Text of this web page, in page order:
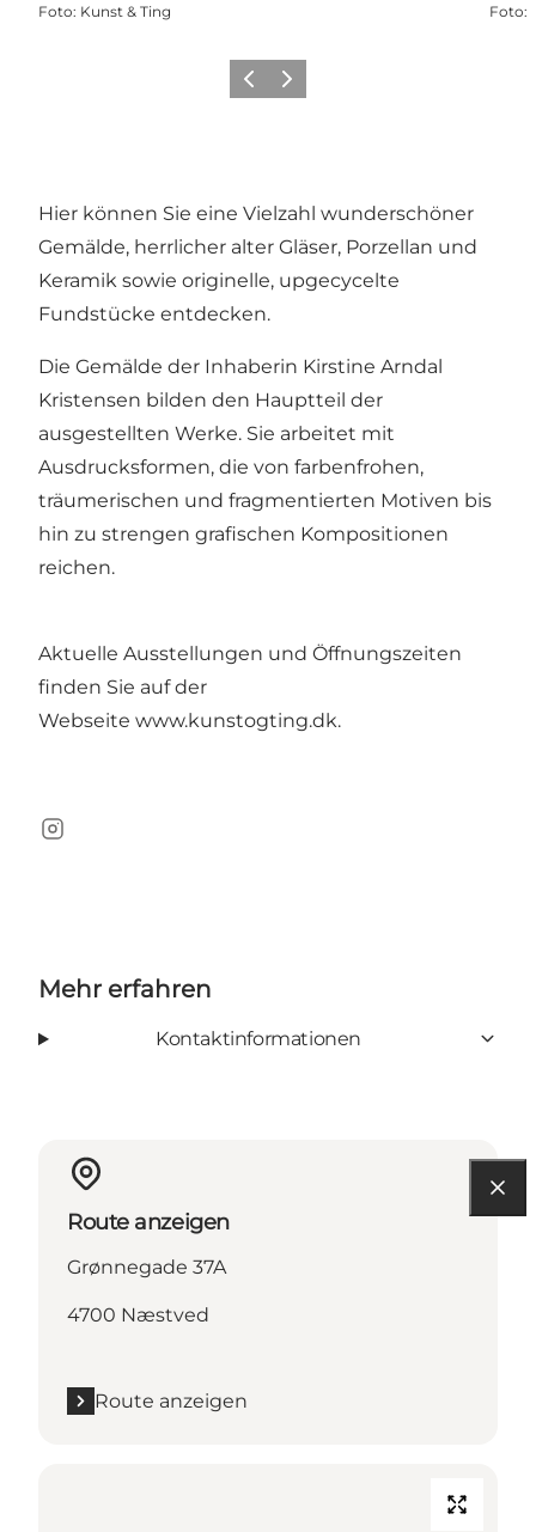
Foto: Kunst & Ting Foto:
ZurückWeiter
Hier können Sie eine Vielzahl wunderschöner
Gemälde, herrlicher alter Gläser, Porzellan und
Keramik sowie originelle, upgecycelte
Fundstücke entdecken.
Die Gemälde der Inhaberin Kirstine Arndal
Kristensen bilden den Hauptteil der
ausgestellten Werke. Sie arbeitet mit
Ausdrucksformen, die von farbenfrohen,
träumerischen und fragmentierten Motiven bis
hin zu strengen grafischen Kompositionen
reichen.
Aktuelle Ausstellungen und Öffnungszeiten
finden Sie auf der
Webseite www.kunstogting.dk.
Instagram
Mehr erfahren
Kontaktinformationen
Route anzeigen
Grønnegade 37A
4700 Næstved
Route anzeigen